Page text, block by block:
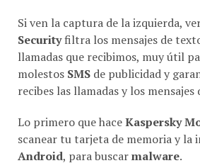
Si ven la captura de la izquierda,
Securityfiltra los mensajes de
llamadas que recibimos, muy útil
molestos SMS de publicidad y
recibes las llamadas y los mensajes
Lo primero que haceKaspersky
scanear tu tarjeta de memoria y la
Android, para buscarmalware.